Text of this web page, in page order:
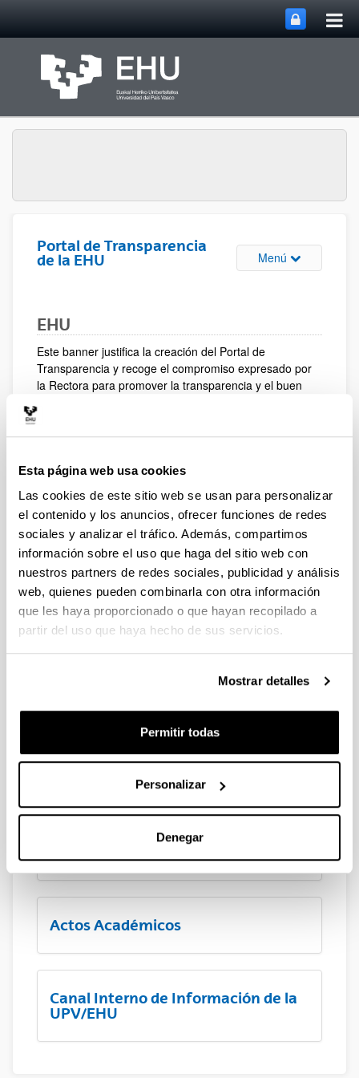
Esta página web usa cookies
Las cookies de este sitio web se usan para personalizar
el contenido y los anuncios, ofrecer funciones de redes
sociales y analizar el tráfico. Además, compartimos
información sobre el uso que haga del sitio web con
nuestros partners de redes sociales, publicidad y análisis
web, quienes pueden combinarla con otra información
que les haya proporcionado o que hayan recopilado a
partir del uso que haya hecho de sus servicios.
Mostrar detalles
Permitir todas
Personalizar
Denegar
Portal de Transparencia
de la EHU
Menú Abrir/cerrar
EHU
Este banner justifica la creación del Portal de
Transparencia y recoge el compromiso expresado por
la Rectora para promover la transparencia y el buen
Presentación
Misión y visión
Datos generales
Oferta Académica
Fundaciones y otros órganos en los
Actos Académicos
Canal Interno de Información de la
UPV/EHU